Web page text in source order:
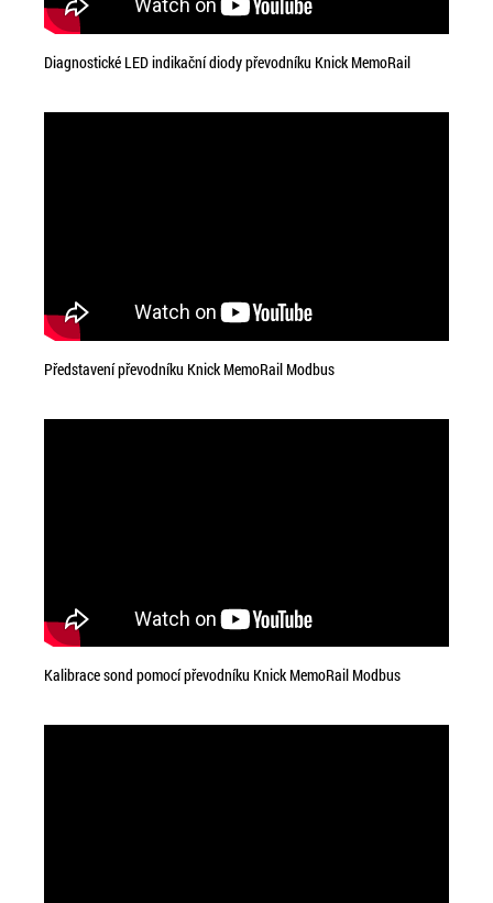
Diagnostické LED indikační diody převodníku Knick MemoRail
Představení převodníku Knick MemoRail Modbus
Kalibrace sond pomocí převodníku Knick MemoRail Modbus